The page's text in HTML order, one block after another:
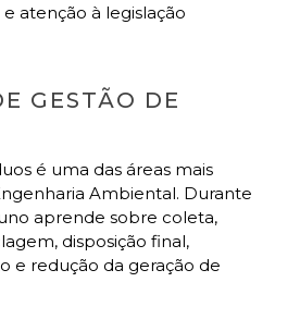
atenção à legislação
GESTÃO DE
é uma das áreas mais
Ambiental. Durante
aprende sobre coleta,
disposição final,
e redução da geração de